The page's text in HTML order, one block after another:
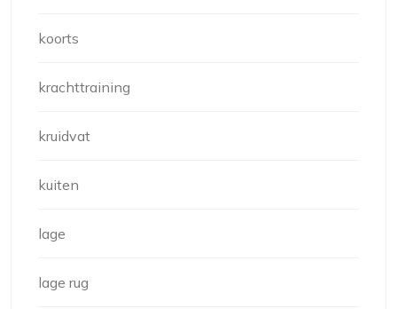
koorts
krachttraining
kruidvat
kuiten
lage
lage rug